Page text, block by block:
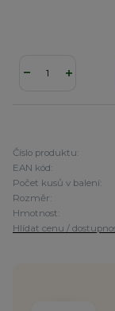
Číslo produktu:
EAN kód:
Počet kusů v balení:
Rozměr:
Hmotnost:
Hlídat cenu /